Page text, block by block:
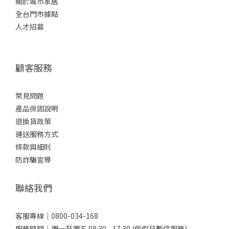
全台門市據點
人才招募
顧客服務
常見問題
產品保固說明
退換貨政策
運送服務方式
條款與細則
防詐騙宣導
聯絡我們
客服專線｜0800-034-168